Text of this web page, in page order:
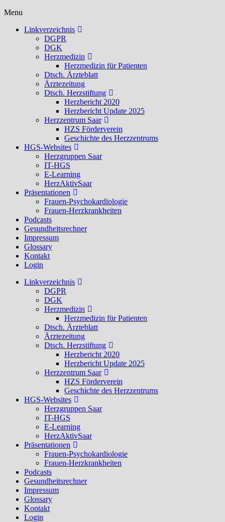
Menu
Linkverzeichnis
DGPR
DGK
Herzmedizin
Herzmedizin für Patienten
Dtsch. Ärzteblatt
Ärztezeitung
Dtsch. Herzstiftung
Herzbericht 2020
Herzbericht Update 2025
Herzzentrum Saar
HZS Förderverein
Geschichte des Herzzentrums
HGS-Websites
Herzgruppen Saar
IT-HGS
E-Learning
HerzAktivSaar
Präsentationen
Frauen-Psychokardiologie
Frauen-Herzkrankheiten
Podcasts
Gesundheitsrechner
Impressum
Glossary
Kontakt
Login
Linkverzeichnis
DGPR
DGK
Herzmedizin
Herzmedizin für Patienten
Dtsch. Ärzteblatt
Ärztezeitung
Dtsch. Herzstiftung
Herzbericht 2020
Herzbericht Update 2025
Herzzentrum Saar
HZS Förderverein
Geschichte des Herzzentrums
HGS-Websites
Herzgruppen Saar
IT-HGS
E-Learning
HerzAktivSaar
Präsentationen
Frauen-Psychokardiologie
Frauen-Herzkrankheiten
Podcasts
Gesundheitsrechner
Impressum
Glossary
Kontakt
Login